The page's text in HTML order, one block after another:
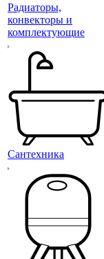
Радиаторы,
конвекторы и
комплектующие
Сантехника